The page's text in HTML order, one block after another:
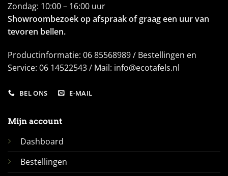
Zondag: 10:00 – 16:00 uur
Showroombezoek op afspraak of graag een uur van
tevoren bellen.
Productinformatie: 06 85568989 / Bestellingen en
Service: 06 14522543 / Mail: info@ecotafels.nl
BEL ONS E-MAIL
Mijn account
Dashboard
Bestellingen